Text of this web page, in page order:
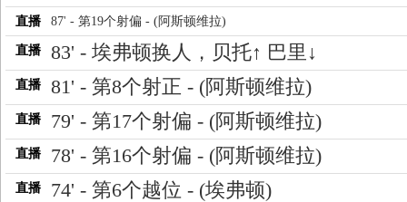
直播 87' - 第19个射偏 - (阿斯顿维拉)
直播 83' - 埃弗顿换人，贝托↑ 巴里↓
直播 81' - 第8个射正 - (阿斯顿维拉)
直播 79' - 第17个射偏 - (阿斯顿维拉)
直播 78' - 第16个射偏 - (阿斯顿维拉)
直播 74' - 第6个越位 - (埃弗顿)